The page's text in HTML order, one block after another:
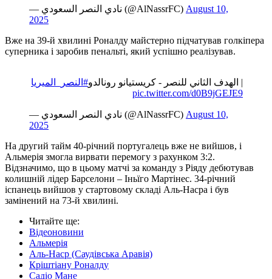
Кріштіану Роналду оформив два голи у ворота Альмерії в
товариському матчі. Попри дубль легендарного португальця
Аль-Наср зазнав поразки від представника іспанської
Сегунди.
Спочатку Кріштіану завершив ефектну комбінацію команди,
| هدف متكتك! ?
كريستيانو رونالدو يُكمل الجمالية بإسكان الكرة في
— نادي النصر السعودي (@AlNassrFC)August 10,
2025
Вже на 39-й хвилині Роналду майстерно підчатував голкіпера
суперника і заробив пенальті, який успішно реалізував.
#النصر_الميريا
— نادي النصر السعودي (@AlNassrFC)
2025